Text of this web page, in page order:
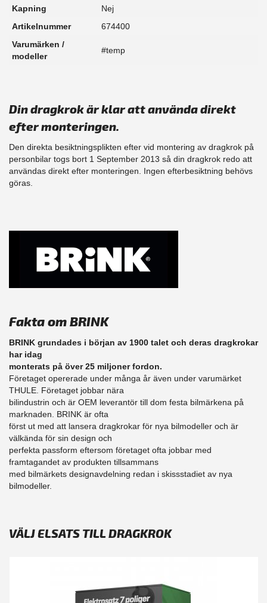
Kapning
Nej
Artikelnummer
674400
Varumärken /
modeller
#temp
Din dragkrok är klar att använda direkt
efter monteringen.
Den direkta besiktningsplikten efter vid montering av dragkrok på
personbilar togs bort 1 September 2013 så din dragkrok redo att
användas direkt efter monteringen. Ingen efterbesiktning behövs
göras.
Fakta om BRINK
BRINK grundades i början av 1900 talet och deras dragkrokar
har idag
monterats på över 25 miljoner fordon.
Företaget opererade under många år även under varumärket
THULE. Företaget jobbar nära
bilindustrin och är OEM leverantör till dom festa bilmärkena på
marknaden. BRINK är ofta
först ut med att lansera dragkrokar för nya bilmodeller och är
välkända för sin design och
perfekta passform eftersom företaget ofta jobbar med
framtagandet av produkten tillsammans
med bilmärkets designavdelning redan i skissstadiet av nya
bilmodeller.
VÄLJ ELSATS TILL DRAGKROK